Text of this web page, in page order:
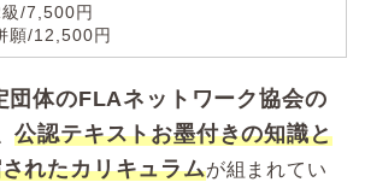
級/7,500円
願/12,500円
団体のFLAネットワーク協会の
公認テキストお墨付きの知識と
れたカリキュラムが組まれてい